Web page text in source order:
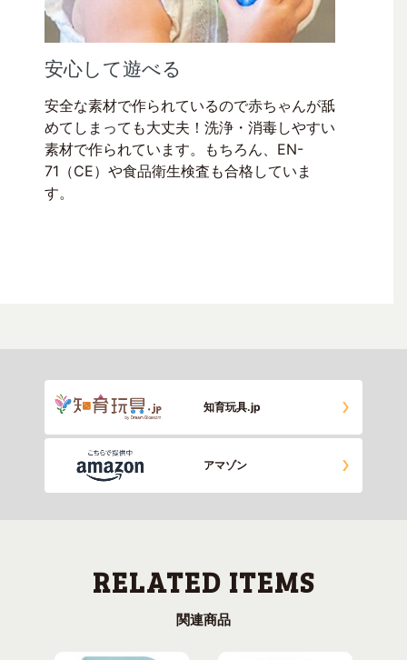
安心して遊べる
安全な素材で作られているので赤ちゃんが舐
めてしまっても大丈夫！洗浄・消毒しやすい
素材で作られています。もちろん、EN-
71（CE）や食品衛生検査も合格していま
す。
知育玩具.jp
アマゾン
関連商品